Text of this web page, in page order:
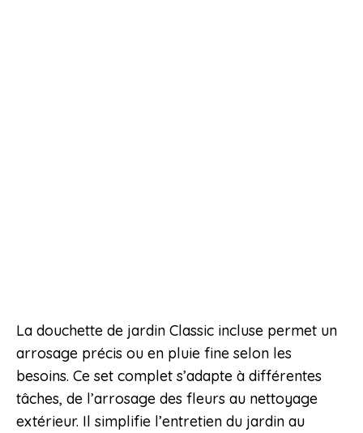
La douchette de jardin Classic incluse permet un
arrosage précis ou en pluie fine selon les
besoins. Ce set complet s’adapte à différentes
tâches, de l’arrosage des fleurs au nettoyage
extérieur. Il simplifie l’entretien du jardin au